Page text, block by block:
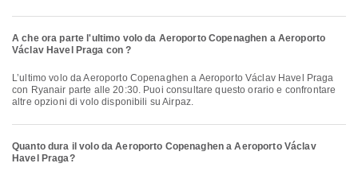
A che ora parte l'ultimo volo da Aeroporto Copenaghen a Aeroporto
Václav Havel Praga con ?
L’ultimo volo da Aeroporto Copenaghen a Aeroporto Václav Havel Praga
con Ryanair parte alle 20:30. Puoi consultare questo orario e confrontare
altre opzioni di volo disponibili su Airpaz.
Quanto dura il volo da Aeroporto Copenaghen a Aeroporto Václav
Havel Praga?